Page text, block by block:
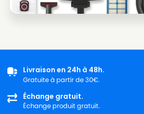
SOTECO
SOTECO KOALA 202 +
SOTECO
SOTECO NEVADA 103 RAD
SOTECO
SOTECO NRG 1/20 CLEAN
SOTECO
SOTECO PANDA 203 SM
Livraison en 24h à 48h.
Gratuite à partir de 30€.
Échange gratuit.
Échange produit gratuit.